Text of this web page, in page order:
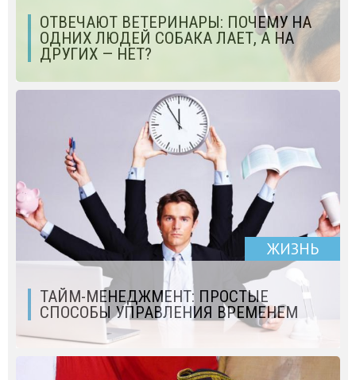
ОТВЕЧАЮТ ВЕТЕРИНАРЫ: ПОЧЕМУ НА
ОДНИХ ЛЮДЕЙ СОБАКА ЛАЕТ, А НА
ДРУГИХ — НЕТ?
ЖИЗНЬ
ТАЙМ-МЕНЕДЖМЕНТ: ПРОСТЫЕ
СПОСОБЫ УПРАВЛЕНИЯ ВРЕМЕНЕМ